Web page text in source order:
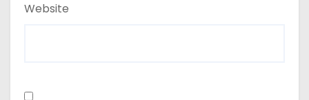
Website